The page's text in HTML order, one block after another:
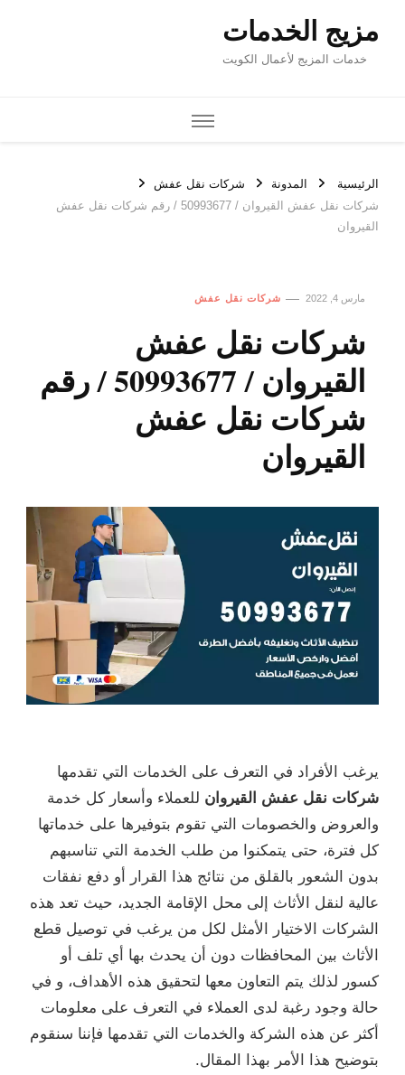
مزيج الخدمات
خدمات المزيج لأعمال الكويت
الرئيسية المدونة
شركات نقل عفش
شركات نقل عفش القيروان / 50993677 / رقم شركات نقل عفش
القيروان
مارس 4, 2022 شركات نقل عفش
شركات نقل عفش
القيروان / 50993677 / رقم
شركات نقل عفش
القيروان
يرغب الأفراد في التعرف على الخدمات التي تقدمها
شركات نقل عفش القيروان للعملاء وأسعار كل خدمة
والعروض والخصومات التي تقوم بتوفيرها على خدماتها
كل فترة، حتى يتمكنوا من طلب الخدمة التي تناسبهم
بدون الشعور بالقلق من نتائج هذا القرار أو دفع نفقات
عالية لنقل الأثاث إلى محل الإقامة الجديد، حيث تعد هذه
الشركات الاختيار الأمثل لكل من يرغب في توصيل قطع
الأثاث بين المحافظات دون أن يحدث بها أي تلف أو
كسور لذلك يتم التعاون معها لتحقيق هذه الأهداف، و في
حالة وجود رغبة لدى العملاء في التعرف على معلومات
أكثر عن هذه الشركة والخدمات التي تقدمها فإننا سنقوم
بتوضيح هذا الأمر بهذا المقال.